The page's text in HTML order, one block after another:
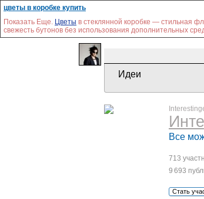
цветы в коробке купить
Показать Еще. Цветы в стеклянной коробке — стильная
свежесть бутонов без использования дополнительных
Идеи
Все
713
9 693
Стать